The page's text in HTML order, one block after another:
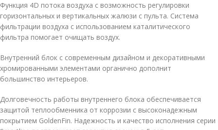
Функция 4D потока воздуха с возможность регулировки
горизонтальных и вертикальных жалюзи с пульта. Система
фильтрации воздуха с использованием каталитического
фильтра помогает очищать воздух.
Внутренний блок с современным дизайном и декоративными
хромированными элементами органично дополнит
большинство интерьеров.
Долговечность работы внутреннего блока обеспечивается
защитой теплообменника от коррозии с высоконадежным
покрытием GoldenFin. Надежность и качество исполнения серии